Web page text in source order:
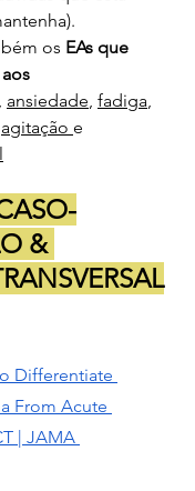
os EAs que
, ansiedade, fadiga,
agitação e
&
Differentiate
From Acute
| JAMA